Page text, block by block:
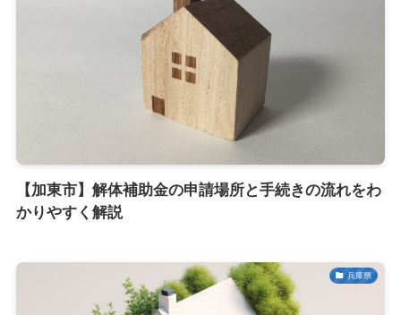
【加東市】解体補助金の申請場所と手続きの流れをわ
かりやすく解説
兵庫県